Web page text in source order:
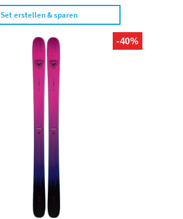
Set erstellen & sparen
-40%